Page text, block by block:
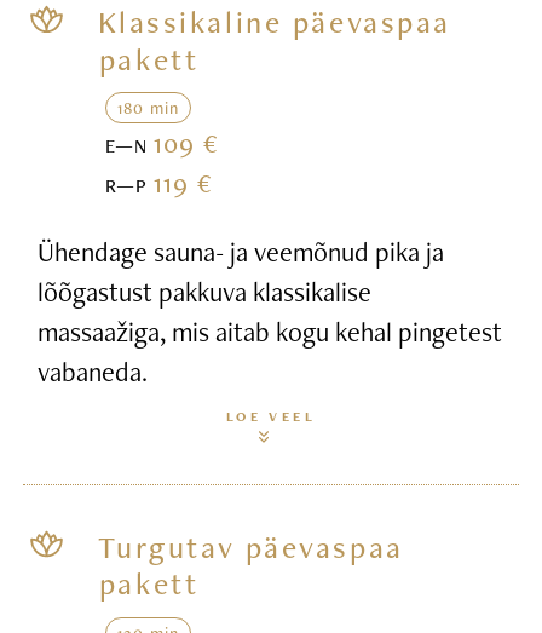
Klassikaline päevaspaa
pakett
180 min
E—N109 €
R—P119 €
Ühendage sauna- ja veemõnud pika ja
lõõgastust pakkuva klassikalise
massaažiga, mis aitab kogu kehal pingetest
vabaneda.
LOE VEEL
Turgutav päevaspaa
pakett